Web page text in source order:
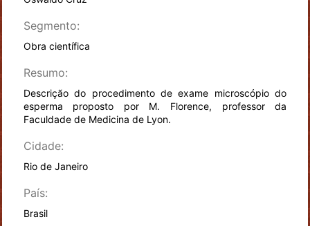
Segmento:
Obra científica
Resumo:
Descrição do procedimento de exame microscópio do
esperma proposto por M. Florence, professor da
Faculdade de Medicina de Lyon.
Cidade:
Rio de Janeiro
País:
Brasil